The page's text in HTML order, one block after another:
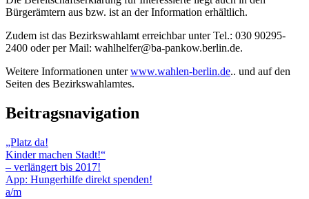
Bürgerämtern aus bzw. ist an der Information erhältlich.
Zudem ist das Bezirkswahlamt erreichbar unter Tel.: 030 90295-
2400 oder per Mail: wahlhelfer@ba-pankow.berlin.de.
Weitere Informationen unterwww.wahlen-berlin.de.. und auf den
Seiten des Bezirkswahlamtes.
Beitragsnavigation
„Platz da!
Kinder machen Stadt!“
– verlängert bis 2017!
App: Hungerhilfe direkt spenden!
a/m